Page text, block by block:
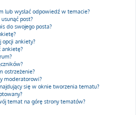
lub wysłać odpowiedź w temacie?
post?
do swojego posta?
opcji ankiety?
ankietę?
ostrzeżenie?
moderatorowi?
się w oknie tworzenia tematu?
temat na górę strony tematów?